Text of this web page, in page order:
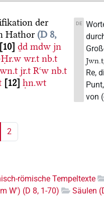
der
Hathor D 8,
10 ḏd mdw jn
wr.t nb.t
jr.t Rꜥw nb.t
12 ḥn.wt
DE
Jwn.t
Re,
von
2
römische Tempeltexte
W') (D 8, 1-70) Säulen